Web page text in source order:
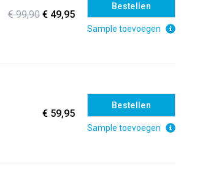
€ 99,90 € 49,95
Bestellen
Sample toevoegen
€ 59,95
Bestellen
Sample toevoegen